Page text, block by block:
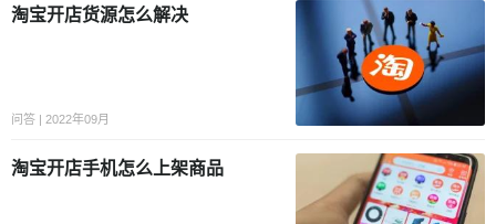
淘宝开店货源怎么解决
问答 | 2022年09月
淘宝开店手机怎么上架商品